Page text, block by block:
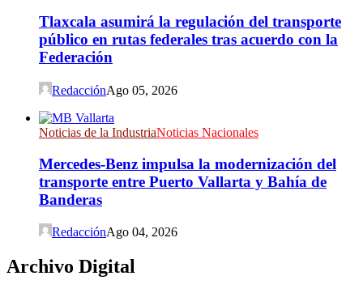
Tlaxcala asumirá la regulación del transporte
público en rutas federales tras acuerdo con la
Federación
RedacciónAgo 05, 2026
Noticias de la IndustriaNoticias Nacionales
Mercedes-Benz impulsa la modernización del
transporte entre Puerto Vallarta y Bahía de
Banderas
RedacciónAgo 04, 2026
Archivo Digital